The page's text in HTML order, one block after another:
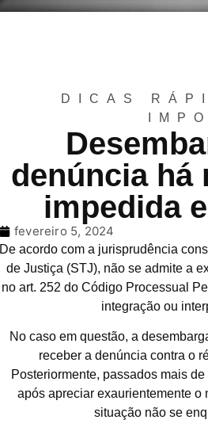
DICAS
denúncia há
impedida
fevereiro 5, 2024
De acordo com a jurisprudência
de Justiça (STJ), não se admite a
no art. 252 do Código Processual
integração ou
No caso em questão, a
receber a denúncia contra o
Posteriormente, passados mais
após apreciar exaurientemente o
situação não se